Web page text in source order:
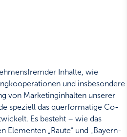
Inhalte, wie
und insbesondere
von Marketinginhalten unserer
speziell das querformatige Co-
Es besteht – wie das
Elementen „Raute“ und „Bayern-